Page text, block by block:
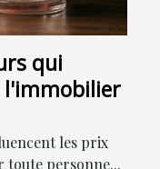
qui
l'immobilier
les prix
toute personne...